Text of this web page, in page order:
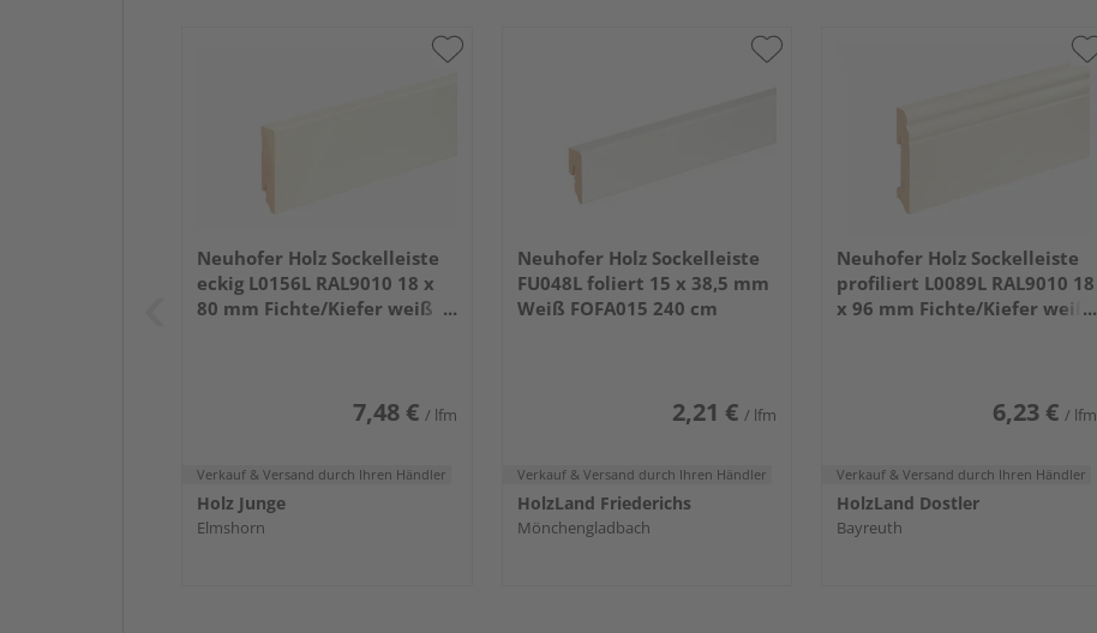
Neuhofer Holz Sockelleiste
eckig L0156L RAL9010 18 x
80 mm Fichte/Kiefer weiß
7,48 € / lfm
Verkauf & Versand durch Ihren Händler
Holz Junge
Elmshorn
Neuhofer Holz Sockelleiste
FU048L foliert 15 x 38,5 mm
Weiß FOFA015 240 cm
2,21 € / lfm
Verkauf & Versand durch Ihren Händler
HolzLand Friederichs
Mönchengladbach
Neuhofer Holz Sockelleiste
profiliert L0089L RAL9010 18
x 96 mm Fichte/Kiefer weiß
6,23 € / lfm
Verkauf & Versand durch Ihren Händler
HolzLand Dostler
Bayreuth